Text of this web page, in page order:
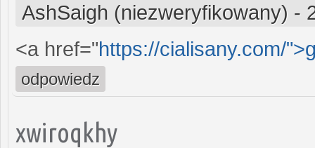
AshSaigh (niezweryfikowany) -
<a href="https://cialisany.com/
odpowiedz
xwiroqkhy